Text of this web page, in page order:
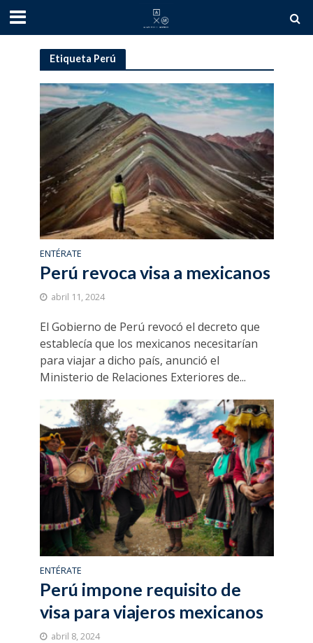
Etiqueta Perú
ENTÉRATE
Perú revoca visa a mexicanos
abril 11, 2024
El Gobierno de Perú revocó el decreto que
establecía que los mexicanos necesitarían
para viajar a dicho país, anunció el
Ministerio de Relaciones Exteriores de...
ENTÉRATE
Perú impone requisito de
visa para viajeros mexicanos
abril 8, 2024